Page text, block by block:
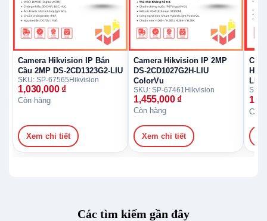
Camera Hikvision IP Bán
Cầu 2MP DS-2CD1323G2-LIU
SKU: SP-67565Hikvision
1,030,000 ₫
Còn hàng
Xem chi tiết
Camera Hikvision IP 2MP
DS-2CD1027G2H-LIU
ColorVu
SKU: SP-67461Hikvision
1,455,000 ₫
Còn hàng
Xem chi tiết
Còn
Các tìm kiếm gần đây